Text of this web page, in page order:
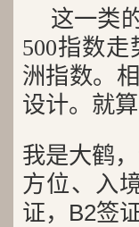
这一类
500指数
洲指数。
设计。就
我是大鹤
方位、入
证，B2签